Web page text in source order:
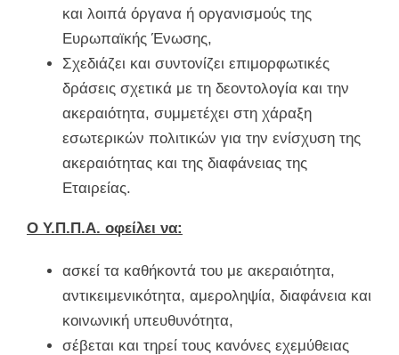
και λοιπά όργανα ή οργανισμούς της
Ευρωπαϊκής Ένωσης,
Σχεδιάζει και συντονίζει επιμορφωτικές
δράσεις σχετικά με τη δεοντολογία και την
ακεραιότητα, συμμετέχει στη χάραξη
εσωτερικών πολιτικών για την ενίσχυση της
ακεραιότητας και της διαφάνειας της
Εταιρείας.
Ο Υ.Π.Π.Α. οφείλει να:
ασκεί τα καθήκοντά του με ακεραιότητα,
αντικειμενικότητα, αμεροληψία, διαφάνεια και
κοινωνική υπευθυνότητα,
σέβεται και τηρεί τους κανόνες εχεμύθειας